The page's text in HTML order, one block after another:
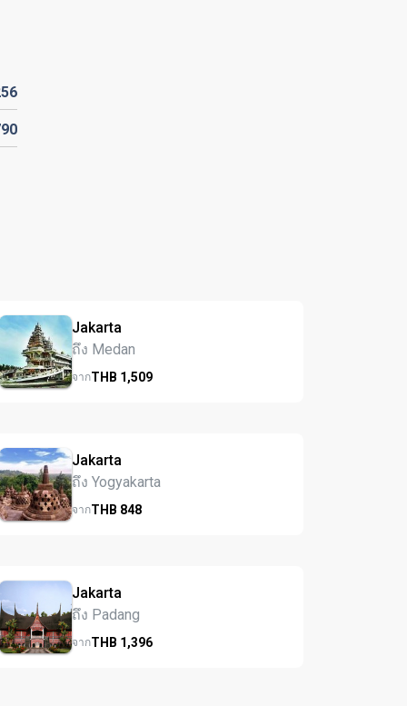
Jakarta
ถึง Medan
จากTHB 1,509
Jakarta
ถึง Yogyakarta
จากTHB 848
Jakarta
ถึง Padang
จากTHB 1,396